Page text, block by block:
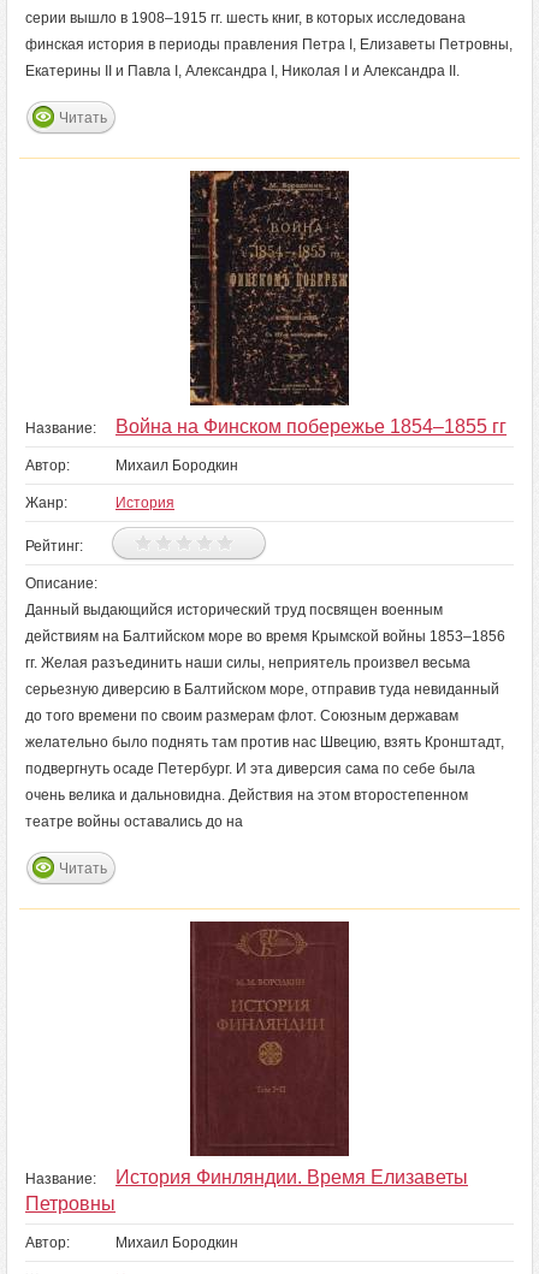
серии вышло в 1908–1915 гг. шесть книг, в которых исследована
финская история в периоды правления Петра I, Елизаветы Петровны,
Екатерины II и Павла I, Александра I, Николая I и Александра II.
Читать
Название: Война на Финском побережье 1854–1855 гг
Автор: Михаил Бородкин
Жанр: История
Рейтинг:
Описание:
Данный выдающийся исторический труд посвящен военным
действиям на Балтийском море во время Крымской войны 1853–1856
гг. Желая разъединить наши силы, неприятель произвел весьма
серьезную диверсию в Балтийском море, отправив туда невиданный
до того времени по своим размерам флот. Союзным державам
желательно было поднять там против нас Швецию, взять Кронштадт,
подвергнуть осаде Петербург. И эта диверсия сама по себе была
очень велика и дальновидна. Действия на этом второстепенном
театре войны оставались до на
Читать
Название:
История Финляндии. Время Елизаветы
Петровны
Автор: Михаил Бородкин